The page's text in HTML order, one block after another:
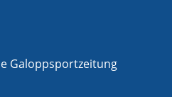
Galoppsportzeitung